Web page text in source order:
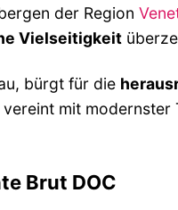
der Region
Vielseitigkeit
bürgt für die
mit modernster
Brut DOC